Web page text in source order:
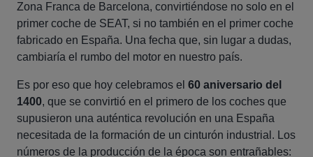
Zona Franca de Barcelona, convirtiéndose no solo en el
primer coche de SEAT, si no también en el primer coche
fabricado en España. Una fecha que, sin lugar a dudas,
cambiaría el rumbo del motor en nuestro país.
Es por eso que hoy celebramos el 60 aniversario del
1400, que se convirtió en el primero de los coches que
supusieron una auténtica revolución en una España
necesitada de la formación de un cinturón industrial. Los
números de la producción de la época son entrañables: